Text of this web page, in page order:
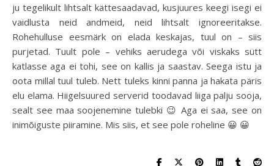
ju tegelikult lihtsalt kättesaadavad, kusjuures keegi isegi ei
vaidlusta neid andmeid, neid lihtsalt ignoreeritakse.
Rohehulluse eesmärk on elada keskajas, tuul on – siis
purjetad. Tuult pole – vehiks aerudega või viskaks sütt
katlasse aga ei tohi, see on kallis ja saastav. Seega istu ja
oota millal tuul tuleb. Nett tuleks kinni panna ja hakata päris
elu elama. Hiigelsuured serverid toodavad liiga palju sooja,
sealt see maa soojenemine tulebki 😉 Aga ei saa, see on
inimõiguste piiramine. Mis siis, et see pole roheline 😀 😀